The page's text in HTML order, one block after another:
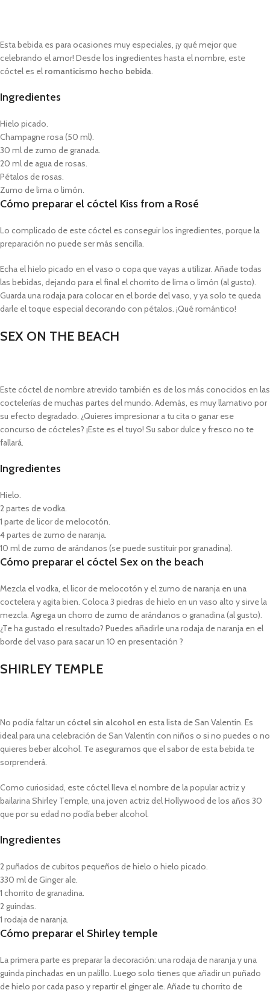
Esta bebida es para ocasiones muy especiales, ¡y qué mejor que
celebrando el amor! Desde los ingredientes hasta el nombre, este
cóctel es el romanticismo hecho bebida
Ingredientes
Hielo picado.
Champagne rosa (50 ml).
30 ml de zumo de granada.
20 ml de agua de rosas.
Pétalos de rosas.
Zumo de lima o limón.
Cómo preparar el cóctel Kiss from a Rosé
Lo complicado de este cóctel es conseguir los ingredientes, porque la
preparación no puede ser más sencilla.
Echa el hielo picado en el vaso o copa que vayas a utilizar. Añade todas
las bebidas, dejando para el final el chorrito de lima o limón (al gusto).
Guarda una rodaja para colocar en el borde del vaso, y ya solo te queda
darle el toque especial decorando con pétalos. ¡Qué romántico!
SEX ON THE BEACH
Este cóctel de nombre atrevido también es de los más conocidos en las
coctelerías de muchas partes del mundo. Además, es muy llamativo por
su efecto degradado. ¿Quieres impresionar a tu cita o ganar ese
concurso de cócteles? ¡Este es el tuyo! Su sabor dulce y fresco no te
fallará.
Ingredientes
Hielo.
2 partes de vodka.
1 parte de licor de melocotón.
4 partes de zumo de naranja.
10 ml de zumo de arándanos (se puede sustituir por granadina).
Cómo preparar el cóctel Sex on the beach
Mezcla el vodka, el licor de melocotón y el zumo de naranja en una
coctelera y agita bien. Coloca 3 piedras de hielo en un vaso alto y sirve la
mezcla. Agrega un chorro de zumo de arándanos o granadina (al gusto).
¿Te ha gustado el resultado? Puedes añadirle una rodaja de naranja en el
borde del vaso para sacar un 10 en presentación ?
SHIRLEY TEMPLE
No podía faltar un cóctel sin alcohol en esta lista de San Valentín. Es
ideal para una celebración de San Valentín con niños o si no puedes o no
quieres beber alcohol. Te aseguramos que el sabor de esta bebida te
sorprenderá.
Como curiosidad, este cóctel lleva el nombre de la popular actriz y
bailarina Shirley Temple, una joven actriz del Hollywood de los años 30
que por su edad no podía beber alcohol.
Ingredientes
2 puñados de cubitos pequeños de hielo o hielo picado.
330 ml de Ginger ale.
1 chorrito de granadina.
2 guindas.
1 rodaja de naranja.
Cómo preparar el Shirley temple
La primera parte es preparar la decoración: una rodaja de naranja y una
guinda pinchadas en un palillo. Luego solo tienes que añadir un puñado
de hielo por cada paso y repartir el ginger ale. Añade tu chorrito de